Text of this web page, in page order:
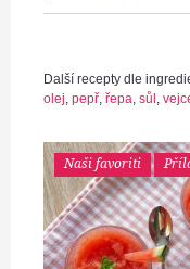
Další recepty dle
olej, pepř, řepa, sůl,
Naši favoriti